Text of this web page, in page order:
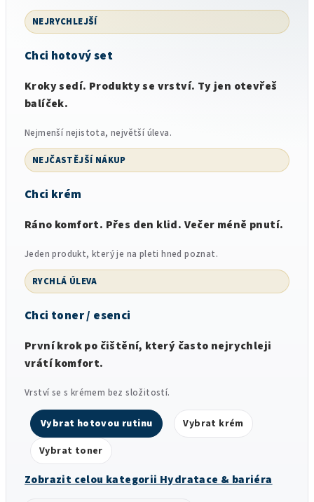
NEJRYCHLEJŠÍ
Chci hotový set
Kroky sedí. Produkty se vrství. Ty jen otevřeš
balíček.
Nejmenší nejistota, největší úleva.
NEJČASTĚJŠÍ NÁKUP
Chci krém
Ráno komfort. Přes den klid. Večer méně pnutí.
Jeden produkt, který je na pleti hned poznat.
RYCHLÁ ÚLEVA
Chci toner/ esenci
První krok po čištění, který často nejrychleji
vrátí komfort.
Vrství se s krémem bez složitostí.
Vybrat hotovou rutinu
Vybrat krém
Vybrat toner
Zobrazit celou kategorii Hydratace & bariéra